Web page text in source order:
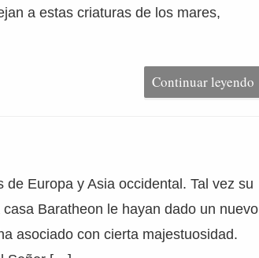
a estas criaturas de los mares,
Continuar leyendo
Europa y Asia occidental. Tal vez su
Baratheon le hayan dado un nuevo
asociado con cierta majestuosidad.